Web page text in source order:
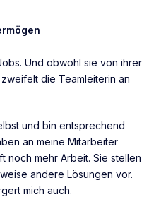
Und obwohl sie von ihrer
die Teamleiterin an
und bin entsprechend
an meine Mitarbeiter
noch mehr Arbeit. Sie stellen
andere Lösungen vor.
mich auch.